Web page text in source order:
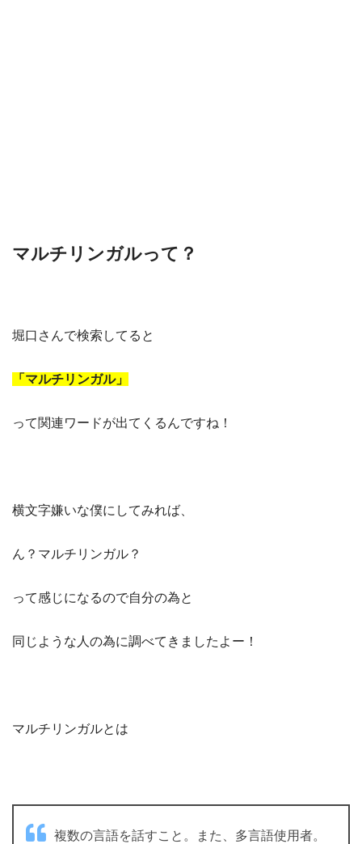
マルチリンガルって？
堀口さんで検索してると
「マルチリンガル」
って関連ワードが出てくるんですね！
横文字嫌いな僕にしてみれば、
ん？マルチリンガル？
って感じになるので自分の為と
同じような人の為に調べてきましたよー！
マルチリンガルとは
複数の言語を話すこと。また、多言語使用者。